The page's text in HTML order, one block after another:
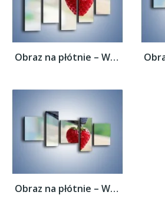
Obraz na płótnie – Wisząca truskawka –...
Obraz na płótnie – Wisząca truskawka –...